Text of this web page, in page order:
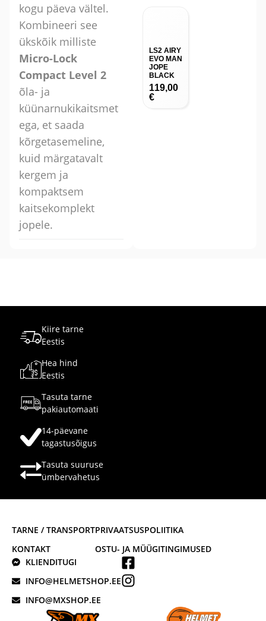
kogu päeva vältel.
Kombineeri see
ükskõik milliste
Micro-Lock
Compact Level 2
õla- ja
küünarnukikaitsmet
ega, et saada
kõrgetasemeline,
kuid märgatavalt
kergem ja
kompaktsem
kaitsekomplekt
jopele.
LS2 AIRY
EVO MAN
JOPE
BLACK
119,00
€
Kiire tarne
Eestis
Hea hind
Eestis
Tasuta tarne
pakiautomaati
14-päevane
tagastusõigus
Tasuta suuruse
ümbervahetus
TARNE / TRANSPORT
KONTAKT
PRIVAATSUSPOLIITIKA
OSTU- JA MÜÜGITINGIMUSED
KLIENDITUGI
INFO@HELMETSHOP.EE
INFO@MXSHOP.EE